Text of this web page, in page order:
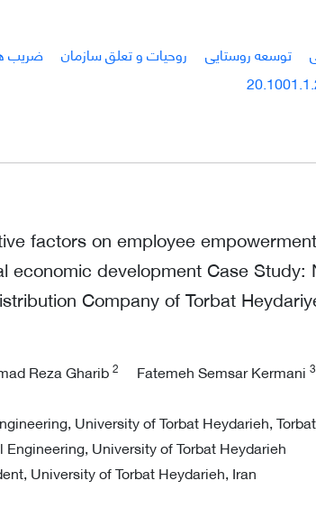
توسعه روستایی روحیات و تعلق سازمان
ضریب
factors on employee
economic development Case Study:
Company of Torbat
Reza Gharib2 Fatemeh Semsar Kermani 3
University of Torbat Heydarieh,
University of Torbat Heydarieh
University of Torbat Heydarieh, Iran